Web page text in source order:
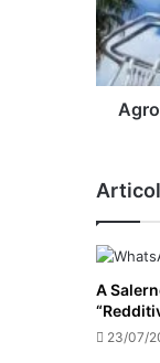
di
Via
Taverne
A
23/07/